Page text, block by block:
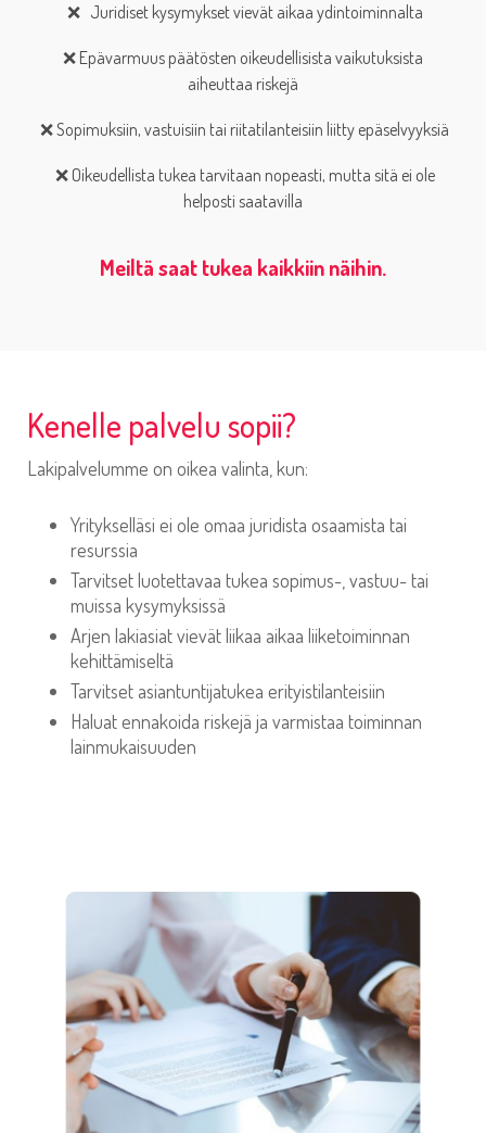
❌ Juridiset kysymykset vievät aikaa ydintoiminnalta
❌ Epävarmuus päätösten oikeudellisista vaikutuksista
aiheuttaa riskejä
❌ Sopimuksiin, vastuisiin tai riitatilanteisiin liitty epäselvyyksiä
❌ Oikeudellista tukea tarvitaan nopeasti, mutta sitä ei ole
helposti saatavilla
Meiltä saat tukea kaikkiin näihin.
Kenelle palvelu sopii?
Lakipalvelumme on oikea valinta, kun:
Yritykselläsi ei ole omaa juridista osaamista tai
resurssia
Tarvitset luotettavaa tukea sopimus-, vastuu- tai
muissa kysymyksissä
Arjen lakiasiat vievät liikaa aikaa liiketoiminnan
kehittämiseltä
Tarvitset asiantuntijatukea erityistilanteisiin
Haluat ennakoida riskejä ja varmistaa toiminnan
lainmukaisuuden